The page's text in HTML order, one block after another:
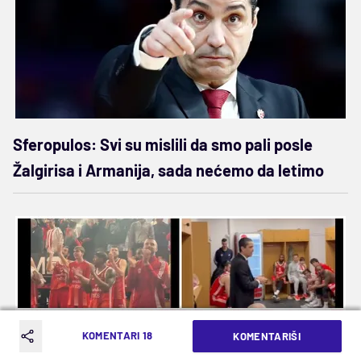
Sferopulos: Svi su mislili da smo pali posle
Žalgirisa i Armanija, sada nećemo da letimo
KOMENTARI 18 KOMENTARIŠI